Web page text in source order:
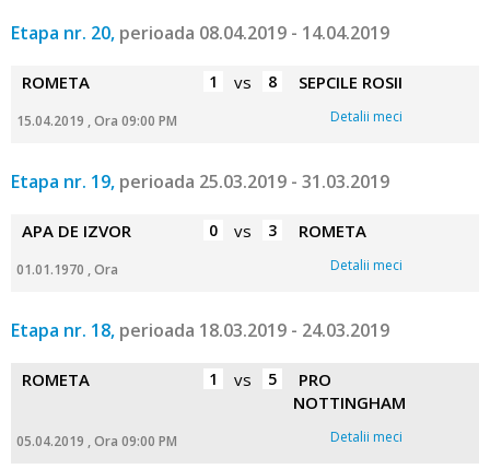
Etapa nr. 20, perioada 08.04.2019 - 14.04.2019
ROMETA 1 vs 8 SEPCILE ROSII
15.04.2019 , Ora 09:00 PM Detalii meci
Etapa nr. 19, perioada 25.03.2019 - 31.03.2019
APA DE IZVOR 0 vs 3 ROMETA
01.01.1970 , Ora Detalii meci
Etapa nr. 18, perioada 18.03.2019 - 24.03.2019
ROMETA 1 vs 5
PRO
NOTTINGHAM
05.04.2019 , Ora 09:00 PM Detalii meci